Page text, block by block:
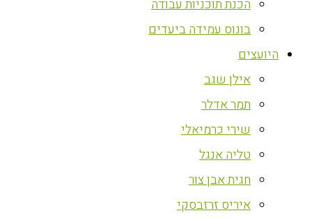
הכנת תוכניות עבודה
בונוס עמידה ביעדים
היועצים
אילן שגב
תמר אדלר
שירי כרמיאלי
טליה אנגל
חגית אבן צור
איריס זרזבסקי